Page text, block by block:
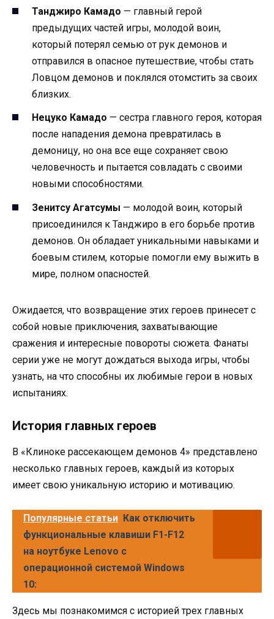
Танджиро Камадо — главный герой
предыдущих частей игры, молодой воин,
который потерял семью от рук демонов и
отправился в опасное путешествие, чтобы стать
Ловцом демонов и поклялся отомстить за своих
близких.
Нецуко Камадо — сестра главного героя, которая
после нападения демона превратилась в
демоницу, но она все еще сохраняет свою
человечность и пытается совладать с своими
новыми способностями.
Зенитсу Агатсумы — молодой воин, который
присоединился к Танджиро в его борьбе против
демонов. Он обладает уникальными навыками и
боевым стилем, которые помогли ему выжить в
мире, полном опасностей.
Ожидается, что возвращение этих героев принесет с
собой новые приключения, захватывающие
сражения и интересные повороты сюжета. Фанаты
серии уже не могут дождаться выхода игры, чтобы
узнать, на что способны их любимые герои в новых
испытаниях.
История главных героев
В «Клиноке рассекающем демонов 4» представлено
несколько главных героев, каждый из которых
имеет свою уникальную историю и мотивацию.
Популярные статьи Как отключить
функциональные клавиши F1-F12
на ноутбуке Lenovo с
операционной системой Windows
10:
Здесь мы познакомимся с историей трех главных